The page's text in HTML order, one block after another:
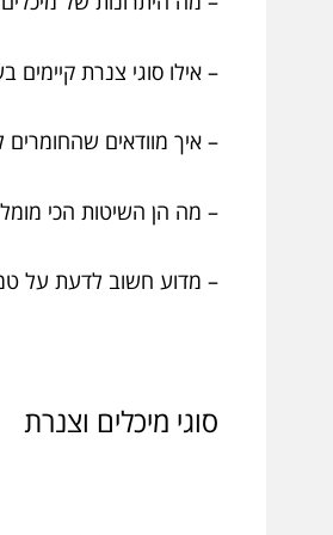
– אילו סוגי צנרת קיימים
– איך מוודאים שהחומרים
– מה הן השיטות הכי
– מדוע חשוב לדעת על
סוגי מיכלים וצנרת